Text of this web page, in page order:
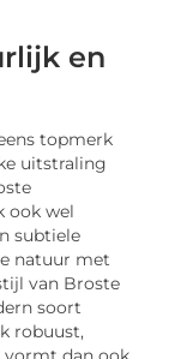
en
topmerk
uitstraling
ook wel
subtiele
natuur met
van Broste
soort
robuust,
vormt dan ook